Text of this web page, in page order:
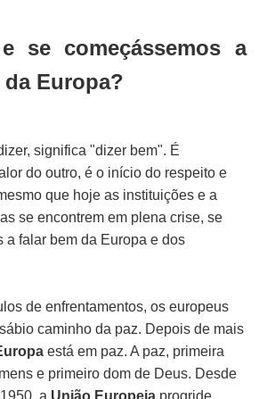
se começássemos a
Europa?
significa "dizer bem". É
do outro, é o início do respeito e
que hoje as instituições e a
se encontrem em plena crise, se
a falar bem da Europa e dos
de enfrentamentos, os europeus
caminho da paz. Depois de mais
está em paz. A paz, primeira
e primeiro dom de Deus. Desde
a União Europeia progride,